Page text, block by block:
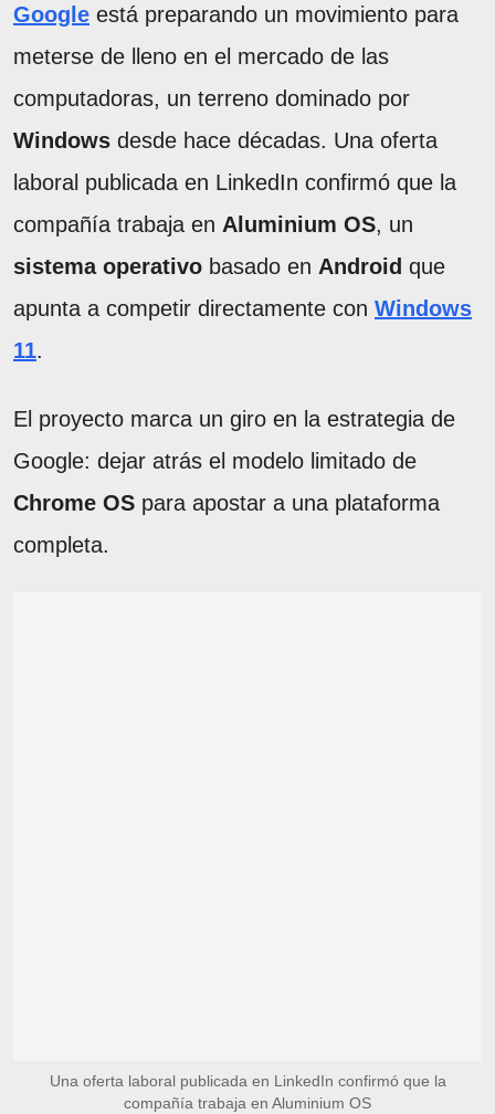
Google está preparando un movimiento para
meterse de lleno en el mercado de las
computadoras, un terreno dominado por
Windows desde hace décadas. Una oferta
laboral publicada en LinkedIn confirmó que la
compañía trabaja en Aluminium OS, un
sistema operativo basado en Android que
apunta a competir directamente con Windows
11.
El proyecto marca un giro en la estrategia de
Google: dejar atrás el modelo limitado de
Chrome OS para apostar a una plataforma
completa.
Una oferta laboral publicada en LinkedIn confirmó que la
compañía trabaja en Aluminium OS